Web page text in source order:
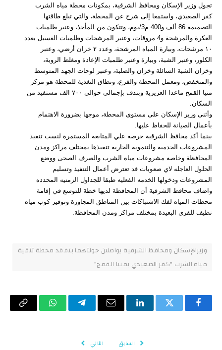
تجول وزير الإسكان ومحافظ الشرقية، بمكونات محطة مياه الشرب
كفر الصعيدي، واستمعا إلى شرح عن المحطة، والتي تبلغ طاقتها
التصميمة 86 ألف و400 م3/يوم، وتتكون من المأخذ، وعنبر طلمبات
العكرة والمرشحة و4 مروقات، وعنبر المرشحات وطلمبات الغسيل بعدد
۱۰ مرشحات، وبيارة المياه المرشحة، وعدد ۲ خزان أرضي، وعنبر
الكلور، وعنبر الشبة، وبيارة وعنبر طلمبات الإعادة ومغلظ الروبة،
وخزان الشبة السائلة وخزان والصلبة، وعنبر لوحات الجهد المتوسط
والمنخفض، ومعمل المحطة والفرع، ونطاق التغذية للمحطة هو مركز
منيا القمح ماعدا العزيزية وبندف بإجمالي حوالي ٧٠٠ الف مستفيد من
السكان.
وأثنى وزير الإسكان على مستوى المحطة، موجها بضرورة الاهتمام
بأعمال الصيانة للحفاظ عليها.
بينما أكد محافظ الشرقية حرصه علي المتابعه المستمرة لنسب تنفيذ
المشروعات الخدمية والتنموية الجاريه تنفيذها بمختلف مراكز ومدن
المحافظة وخاصه مشروعات مياه الشرب والصرف الصحى ووضع
الحلول العاجله لاي صعوبات قد تعترض أعمال التنفيذ وتسليم
المشروعات ودخولها الخدمه الفعليه طبقا للجداول الزمنيه المحدده
واضاف محافظ الشرقية أن المحافظة لديها خطة للتوسع في إقامة
محطات المياه لفك الاشتباكات بين المناطق المجاورة وتوفير كوب مياه
نظيف للقرى البعيدة بمختلف مراكز ومدن المحافظة.
وزيرالإسكان ومحافظ الشرقية يواصلان جولتهما بتفقد محطة تنقية
مياه الشرب "كفر الصعيدي بمنيا القمح"
فيسبوكتويتر لينكدإن البريد
تيلقرام واتسابCopy
السابق التالي